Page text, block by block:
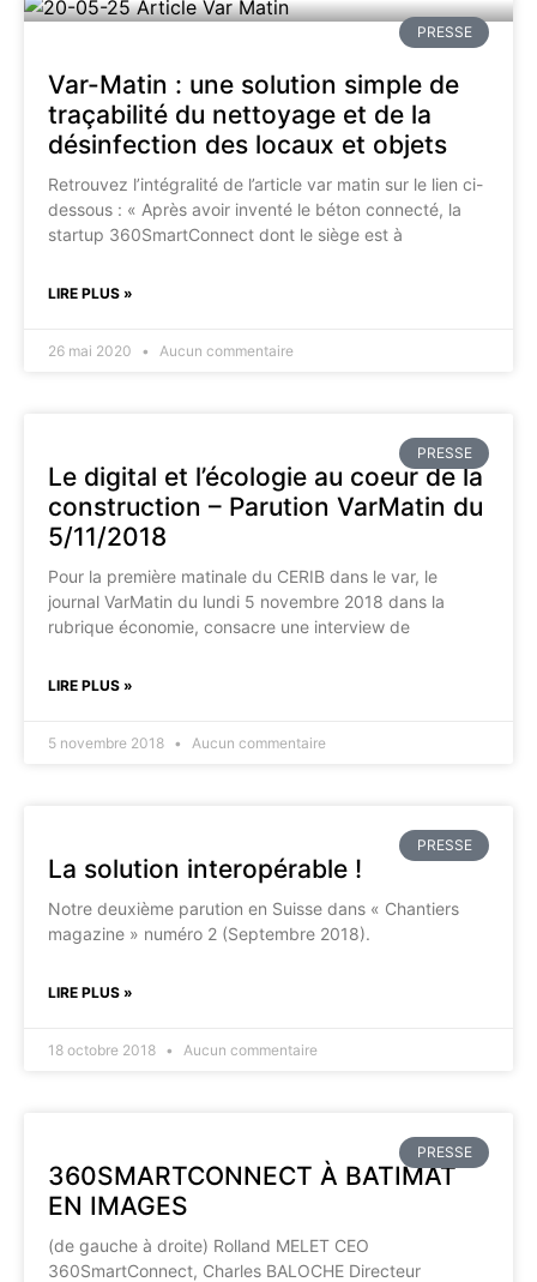
PRESSE
Var-Matin : une solution simple de
traçabilité du nettoyage et de la
désinfection des locaux et objets
Retrouvez l’intégralité de l’article var matin sur le lien ci-
dessous : « Après avoir inventé le béton connecté, la
startup 360SmartConnect dont le siège est à
LIRE PLUS »
26 mai 2020 Aucun commentaire
PRESSE
Le digital et l’écologie au coeur de la
construction – Parution VarMatin du
5/11/2018
Pour la première matinale du CERIB dans le var, le
journal VarMatin du lundi 5 novembre 2018 dans la
rubrique économie, consacre une interview de
LIRE PLUS »
5 novembre 2018 Aucun commentaire
PRESSE
La solution interopérable !
Notre deuxième parution en Suisse dans « Chantiers
magazine » numéro 2 (Septembre 2018).
LIRE PLUS »
18 octobre 2018 Aucun commentaire
PRESSE
360SMARTCONNECT À BATIMAT
EN IMAGES
(de gauche à droite) Rolland MELET CEO
360SmartConnect, Charles BALOCHE Directeur